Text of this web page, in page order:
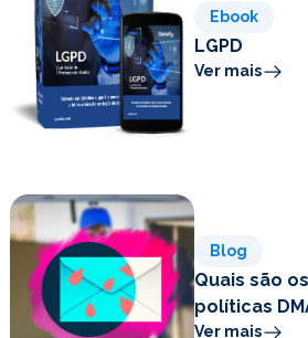
Ebook
LGPD
Ver mais
Blog
Quais são
políticas
Ver mais